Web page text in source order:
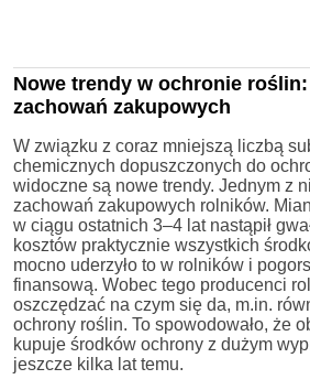
Nowe trendy w ochronie
zachowań zakupowych
W związku z coraz mniejszą liczbą
chemicznych dopuszczonych do
widoczne są nowe trendy. Jednym z
zachowań zakupowych rolników.
w ciągu ostatnich 3–4 lat nastąpił
kosztów praktycznie wszystkich
mocno uderzyło to w rolników i
finansową. Wobec tego producenci
oszczędzać na czym się da, m.in.
ochrony roślin. To spowodowało, że
kupuje środków ochrony z dużym
jeszcze kilka lat temu.